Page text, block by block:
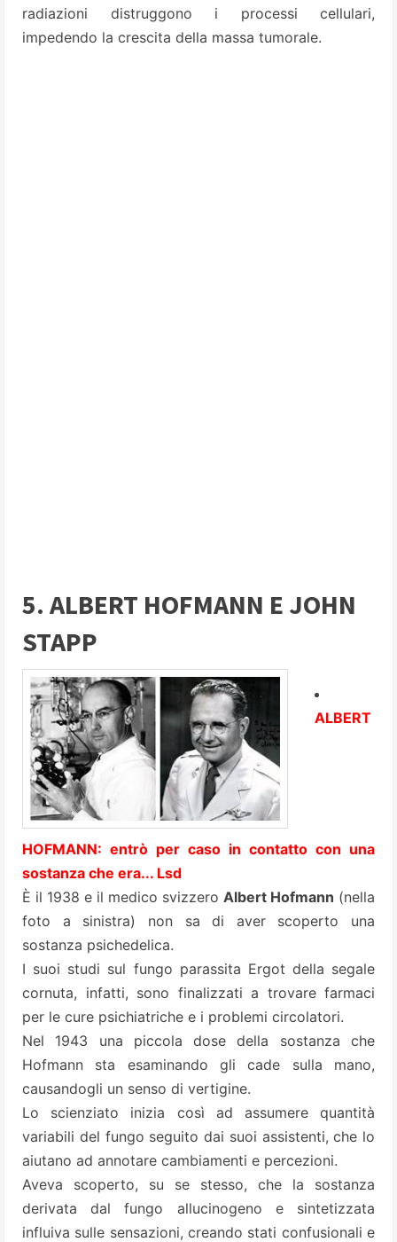
radiazioni distruggono i processi cellulari,
impedendo la crescita della massa tumorale.
5. ALBERT HOFMANN E JOHN
STAPP
ALBERT
HOFMANN: entrò per caso in contatto con una
sostanza che era... Lsd
È il 1938 e il medico svizzero Albert Hofmann (nella
foto a sinistra) non sa di aver scoperto una
sostanza psichedelica.
I suoi studi sul fungo parassita Ergot della segale
cornuta, infatti, sono finalizzati a trovare farmaci
per le cure psichiatriche e i problemi circolatori.
Nel 1943 una piccola dose della sostanza che
Hofmann sta esaminando gli cade sulla mano,
causandogli un senso di vertigine.
Lo scienziato inizia così ad assumere quantità
variabili del fungo seguito dai suoi assistenti, che lo
aiutano ad annotare cambiamenti e percezioni.
Aveva scoperto, su se stesso, che la sostanza
derivata dal fungo allucinogeno e sintetizzata
influiva sulle sensazioni, creando stati confusionali e